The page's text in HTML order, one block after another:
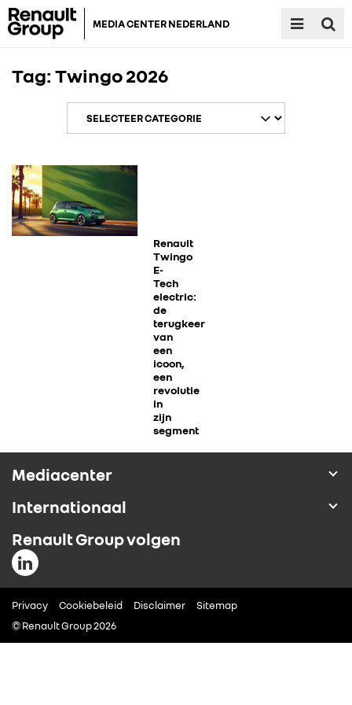
MEDIA CENTER NEDERLAND
RENAULT GROUP
RENAULT
IN DE MEDIA
CONTACT
Tag: Twingo 2026
Renault
Twingo
E-
Tech
electric:
de
terugkeer
van
een
icoon,
een
revolutie
in
zijn
segment
Mediacenter
Internationaal
Renault Group volgen
Privacy Cookiebeleid Disclaimer
Sitemap
© Renault Group 2026